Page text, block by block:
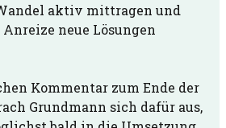
aktiv mittragen und
neue Lösungen
Kommentar zum Ende der
Grundmann sich dafür aus,